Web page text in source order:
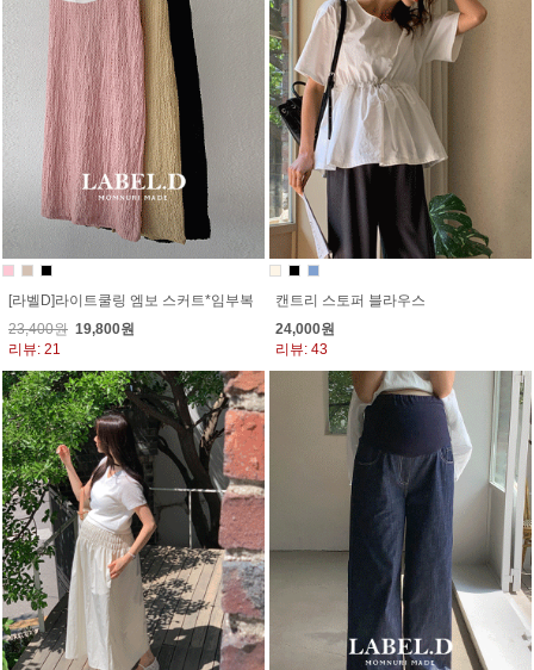
[라벨D]라이트쿨링 엠보 스커트*임부복
23,400원 19,800원
리뷰: 21
캔트리 스토퍼 블라우스
24,000원
리뷰: 43